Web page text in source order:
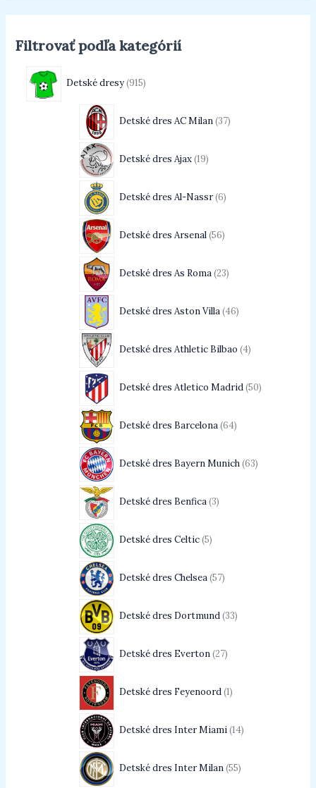
Filtrovať podľa kategórií
Detské dresy 915
Detské dres AC Milan 37
Detské dres Ajax 19
Detské dres Al-Nassr 6
Detské dres Arsenal 56
Detské dres As Roma 23
Detské dres Aston Villa 46
Detské dres Athletic Bilbao 4
Detské dres Atletico Madrid 50
Detské dres Barcelona 64
Detské dres Bayern Munich 63
Detské dres Benfica 3
Detské dres Celtic 5
Detské dres Chelsea 57
Detské dres Dortmund 33
Detské dres Everton 27
Detské dres Feyenoord 1
Detské dres Inter Miami 14
Detské dres Inter Milan 55